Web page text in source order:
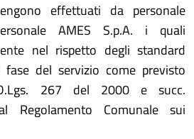
su
Twitter
su
Condividi
su
effettuati da personale
AMES S.p.A. i quali
nel rispetto degli standard
fase del servizio come previsto
267 del 2000 e succ.
Regolamento Comunale sui